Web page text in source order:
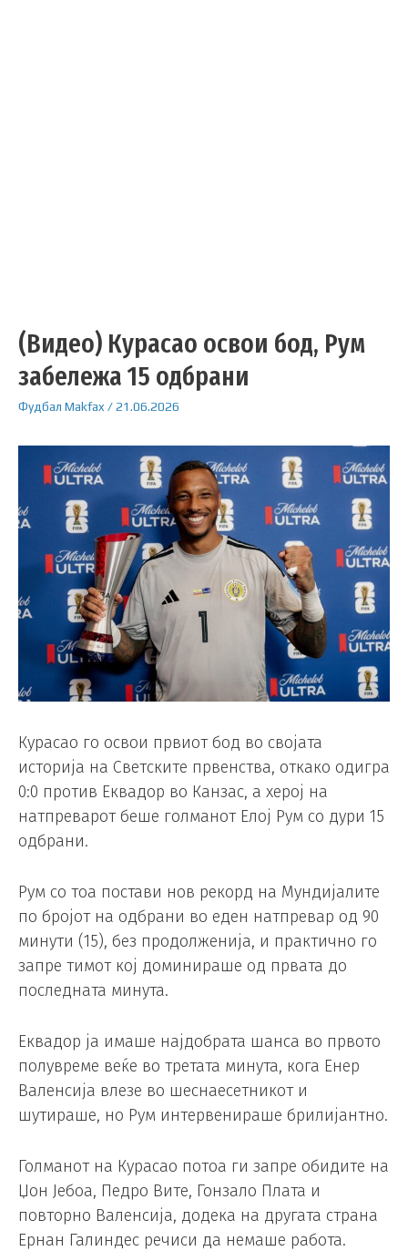
(Видео) Курасао освои бод, Рум
забележа 15 одбрани
Фудбал Makfax /21.06.2026
Курасао го освои првиот бод во својата
историја на Светските првенства, откако одигра
0:0 против Еквадор во Канзас, а херој на
натпреварот беше голманот Елој Рум со дури 15
одбрани.
Рум со тоа постави нов рекорд на Мундијалите
по бројот на одбрани во еден натпревар од 90
минути (15), без продолженија, и практично го
запре тимот кој доминираше од првата до
последната минута.
Еквадор ја имаше најдобрата шанса во првото
полувреме веќе во третата минута, кога Енер
Валенсија влезе во шеснаесетникот и
шутираше, но Рум интервенираше брилијантно.
Голманот на Курасао потоа ги запре обидите на
Џон Јебоа, Педро Вите, Гонзало Плата и
повторно Валенсија, додека на другата страна
Ернан Галиндес речиси да немаше работа.